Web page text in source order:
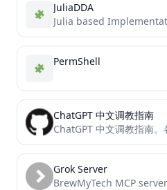
JuliaDDA
PermShell
ChatGPT 中文调教指南
Grok Server